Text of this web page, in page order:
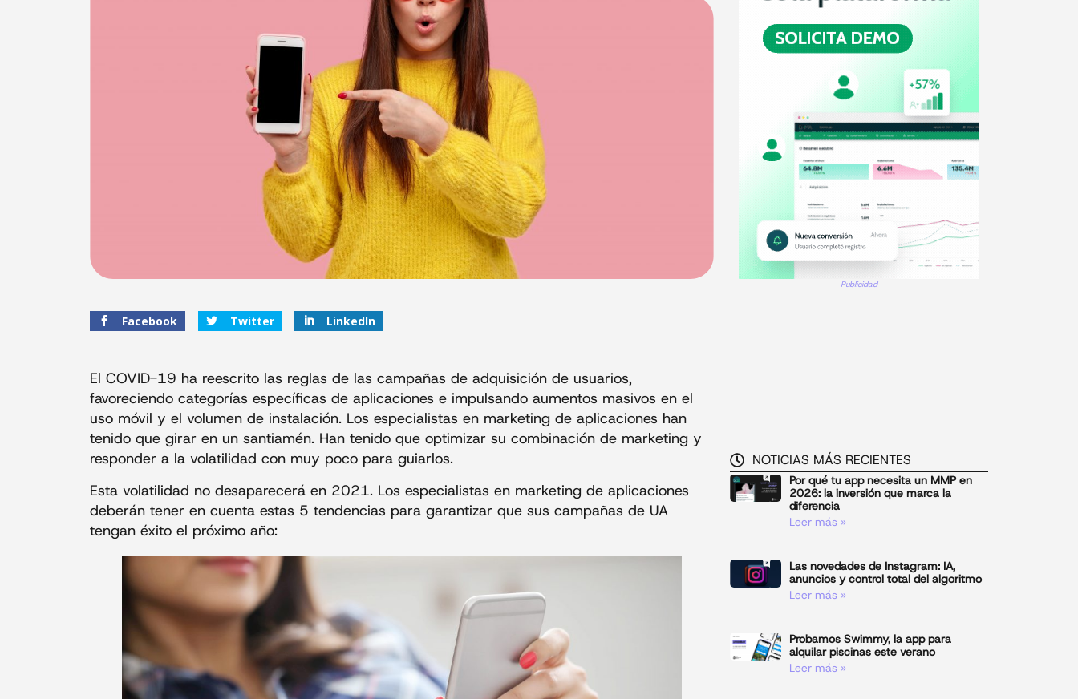
Facebook Twitter LinkedIn
El COVID-19 ha reescrito las reglas de las campañas de adquisición de usuarios,
favoreciendo categorías específicas de aplicaciones e impulsando aumentos masivos en el
uso móvil y el volumen de instalación. Los especialistas en marketing de aplicaciones han
tenido que girar en un santiamén. Han tenido que optimizar su combinación de marketing y
responder a la volatilidad con muy poco para guiarlos.
Esta volatilidad no desaparecerá en 2021. Los especialistas en marketing de aplicaciones
deberán tener en cuenta estas 5 tendencias para garantizar que sus campañas de UA
tengan éxito el próximo año:
Publicidad
NOTICIAS MÁS RECIENTES
Por qué tu app necesita un MMP en
2026: la inversión que marca la
diferencia
Leer más »
Las novedades de Instagram: IA,
anuncios y control total del algoritmo
Leer más »
Probamos Swimmy, la app para
alquilar piscinas este verano
Leer más »